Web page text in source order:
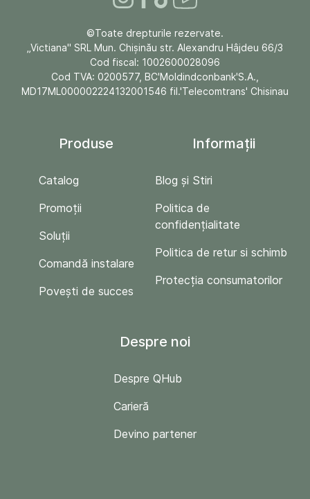
©Toate drepturile rezervate.
„Victiana" SRL Mun. Chişinău str. Alexandru Hâjdeu 66/3
Cod fiscal: 1002600028096
Cod TVA: 0200577, BC'Moldindconbank'S.A.,
MD17ML000002224132001546 fil.'Telecomtrans' Chisinau
Produse
Catalog
Promoții
Soluții
Comandă instalare
Povești de succes
Informații
Blog și Stiri
Politica de
confidențialitate
Politica de retur si schimb
Protecția consumatorilor
Despre noi
Despre QHub
Carieră
Devino partener